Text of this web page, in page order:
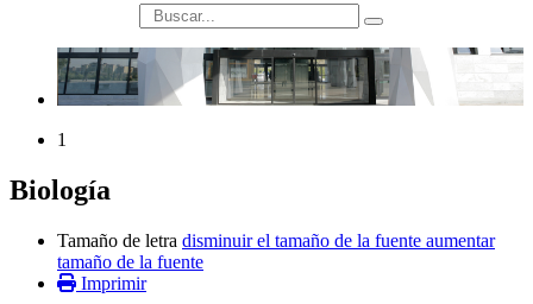
búsqueda
1
Biología
Tamaño de letra disminuir el tamaño de la fuente aumentar
tamaño de la fuente
Imprimir